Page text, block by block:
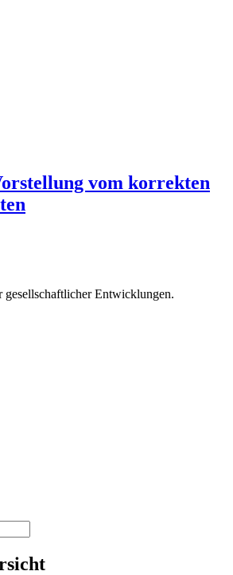
vom korrekten
gesellschaftlicher Entwicklungen.